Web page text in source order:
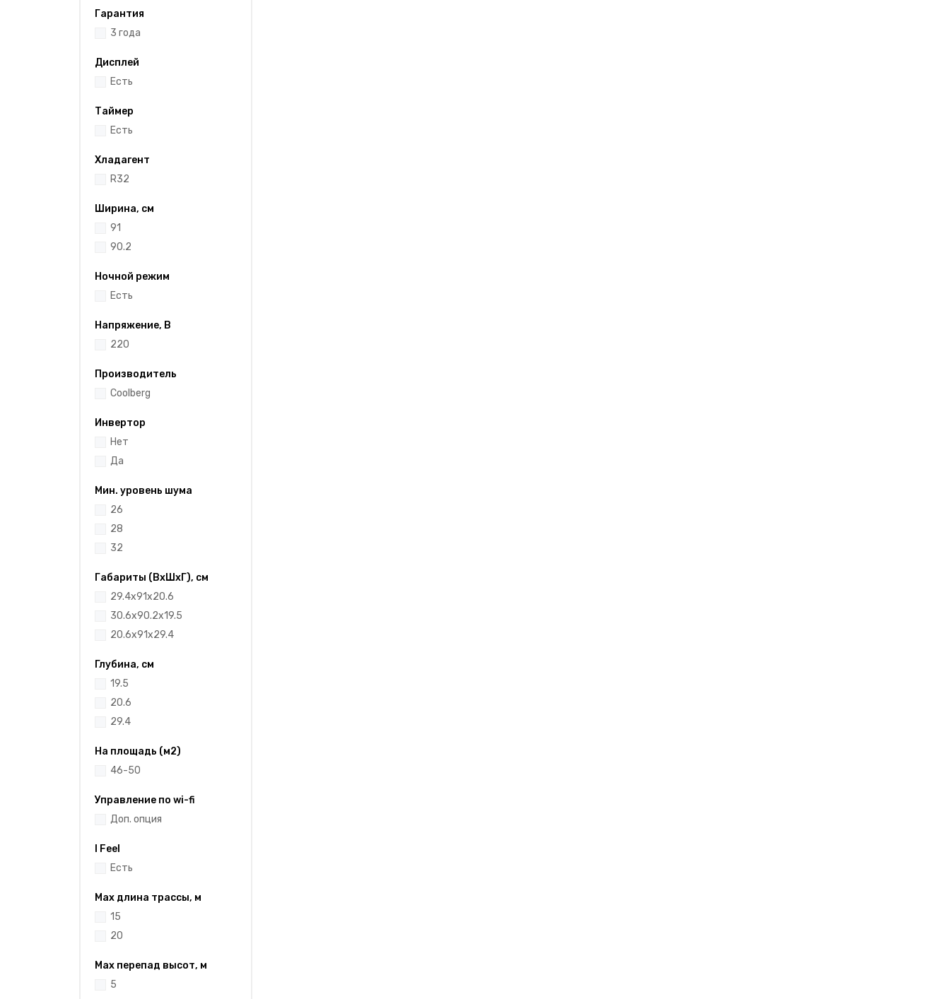
Гарантия
3 года
Дисплей
Есть
Таймер
Есть
Хладагент
R32
Ширина, см
91
90.2
Ночной режим
Есть
Напряжение, В
220
Производитель
Coolberg
Инвертор
Нет
Да
Мин. уровень шума
26
28
32
Габариты (ВхШхГ), см
29.4x91x20.6
30.6x90.2x19.5
20.6x91x29.4
Глубина, см
19.5
20.6
29.4
На площадь (м2)
46-50
Управление по wi-fi
Доп. опция
I Feel
Есть
Max длина трассы, м
15
20
Max перепад высот, м
5